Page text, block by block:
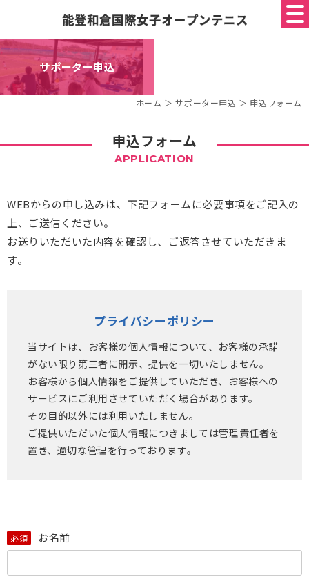
サポーター申込
ホーム ＞ サポーター申込 ＞ 申込フォーム
申込フォーム
APPLICATION
WEBからの申し込みは、下記フォームに必要事項をご記入の
上、ご送信ください。
お送りいただいた内容を確認し、ご返答させていただきま
す。
プライバシーポリシー
当サイトは、お客様の個人情報について、お客様の承諾
がない限り第三者に開示、提供を一切いたしません。
お客様から個人情報をご提供していただき、お客様への
サービスにご利用させていただく場合があります。
その目的以外には利用いたしません。
ご提供いただいた個人情報につきましては管理責任者を
置き、適切な管理を行っております。
必須 お名前